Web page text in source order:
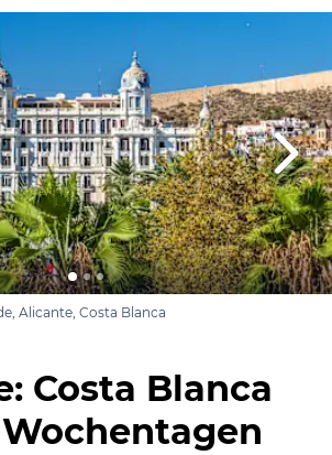
Alicante, Costa Blanca
Costa Blanca